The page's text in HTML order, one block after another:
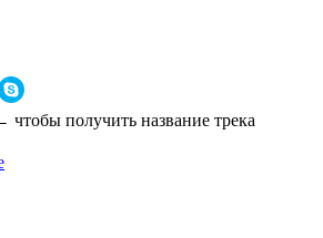
чтобы получить название трека